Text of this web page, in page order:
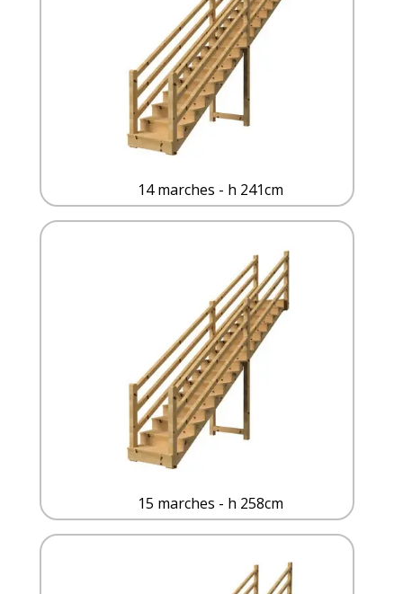
14 marches - h 241cm
15 marches - h 258cm